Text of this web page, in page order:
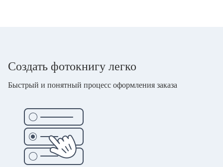
Создать фотокнигу легко
Быстрый и понятный процесс оформления заказа